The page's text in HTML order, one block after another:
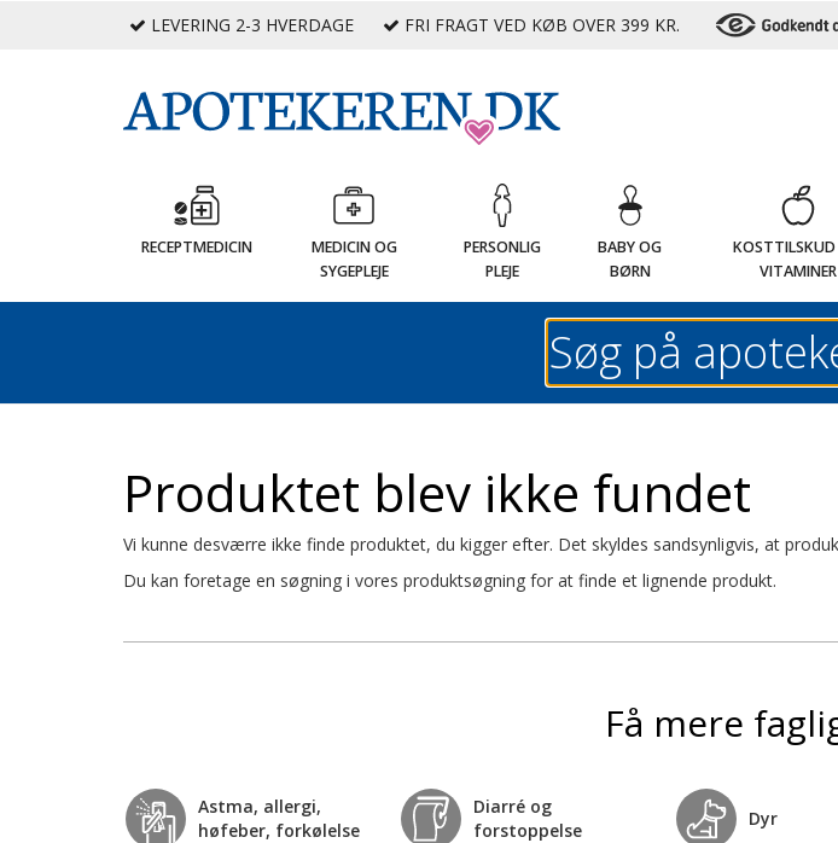
LEVERING 2-3 HVERDAGE FRI FRAGT VED KØB OVER 399 KR.
RECEPTMEDICIN
MEDICIN OG
SYGEPLEJE
PERSONLIG
PLEJE
BABY OG
BØRN
VITAMINER
Produktet blev ikke fundet
Vi kunne desværre ikke finde produktet, du kigger efter. Det skyldes sandsynligvis, at
Du kan foretage en søgning i vores produktsøgning for at finde et lignende produkt.
Få mere
Astma, allergi,
høfeber, forkølelse
Diarré og
forstoppelse
Dyr